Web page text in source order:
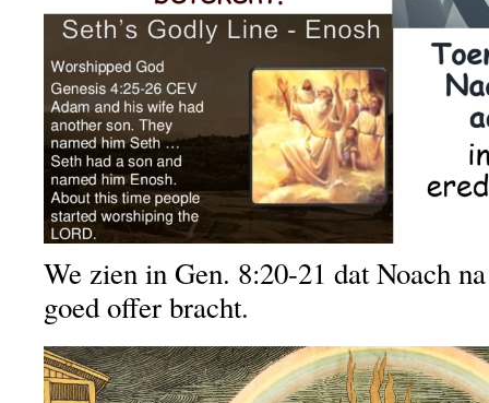
We zien in Gen. 8:20-21 dat Noach
goed offer bracht.